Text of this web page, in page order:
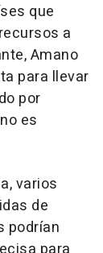
que
a
Amano
para llevar
por
es
varios
de
podrían